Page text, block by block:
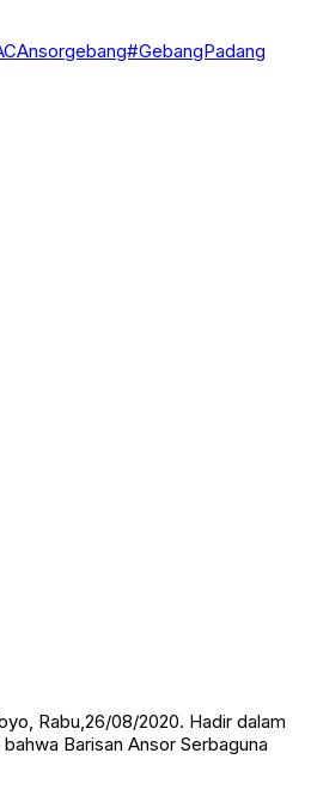
Rabu,26/08/2020. Hadir dalam
Barisan Ansor Serbaguna